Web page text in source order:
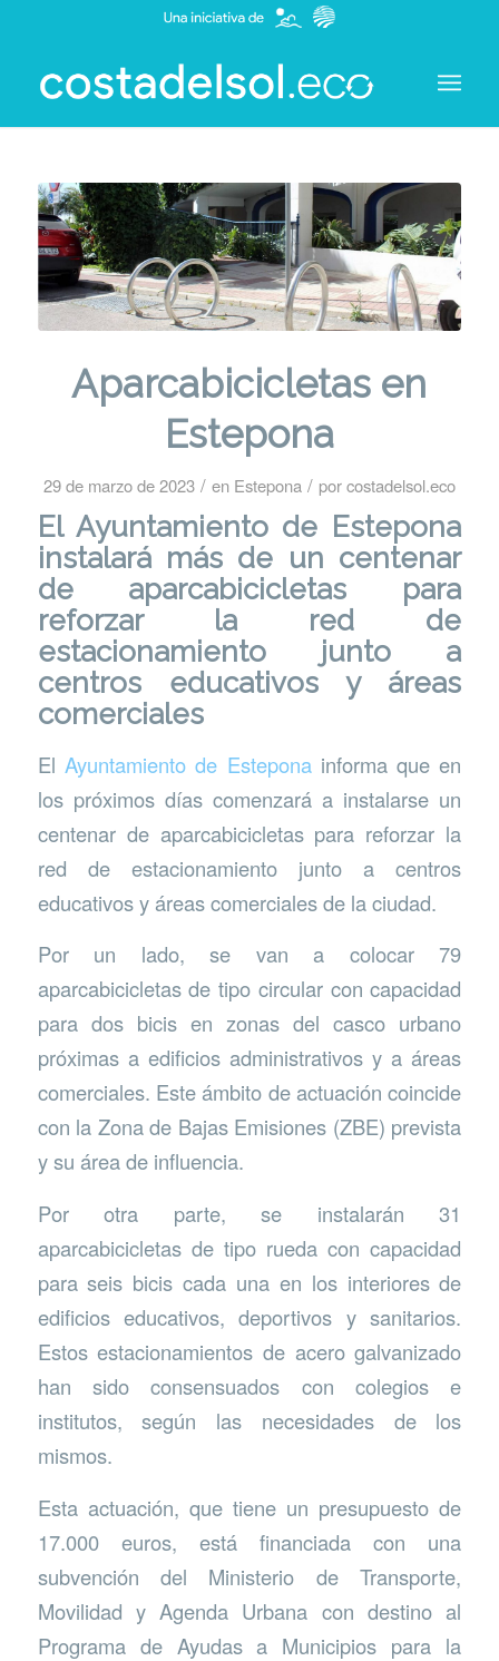
Aparcabicicletas en
Estepona
29 de marzo de 2023 / en Estepona / porcostadelsol.eco
El Ayuntamiento de Estepona
instalará más de un centenar
de aparcabicicletas para
reforzar la red de
estacionamiento junto a
centros educativos y áreas
comerciales
El Ayuntamiento de Esteponainforma que en
los próximos días comenzará a instalarse un
centenar de aparcabicicletas para reforzar la
red de estacionamiento junto a centros
educativos y áreas comerciales de la ciudad.
Por un lado, se van a colocar 79
aparcabicicletas de tipo circular con capacidad
para dos bicis en zonas del casco urbano
próximas a edificios administrativos y a áreas
comerciales. Este ámbito de actuación coincide
con la Zona de Bajas Emisiones (ZBE) prevista
y su área de influencia.
Por otra parte, se instalarán 31
aparcabicicletas de tipo rueda con capacidad
para seis bicis cada una en los interiores de
edificios educativos, deportivos y sanitarios.
Estos estacionamientos de acero galvanizado
han sido consensuados con colegios e
institutos, según las necesidades de los
mismos.
Esta actuación, que tiene un presupuesto de
17.000 euros, está financiada con una
subvención del Ministerio de Transporte,
Movilidad y Agenda Urbana con destino al
Programa de Ayudas a Municipios para la